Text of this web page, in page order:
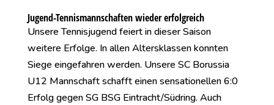
Jugend-Tennismannschaften wieder erfolgreich
Unsere Tennisjugend feiert in dieser Saison
weitere Erfolge. In allen Altersklassen konnten
Siege eingefahren werden. Unsere SC Borussia
U12 Mannschaft schafft einen sensationellen 6:0
Erfolg gegen SG BSG Eintracht/Südring. Auch